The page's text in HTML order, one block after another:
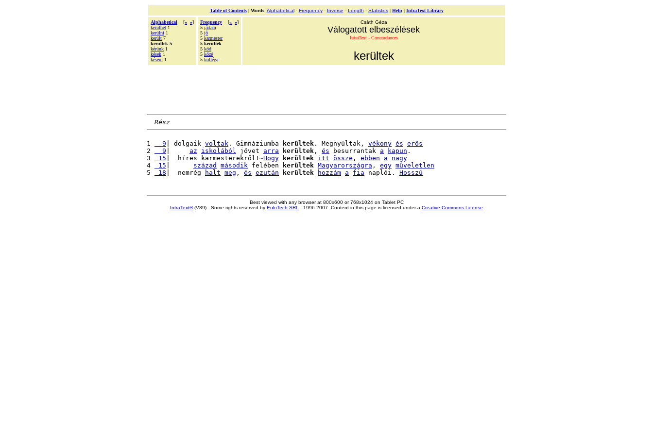
Table of Contents| Words: Alphabetical- Frequency- Inverse - Length - Statistics| Help| IntraText Library
Alphabetical [« »]
kerülhet 1
kerülni 1
került 7
kerültek 5
kérünk 1
kések 1
késem 1
Frequency [« »]
5 jártam
5 jõ
5 karmester
5 kerültek
5 köd
5 közé
5 kolléga
Csáth Géza
Válogatott elbeszélések
IntraText - Concordances
kerültek
Rész
1
  9
| dolgaik voltak . Gimnáziumba kerültek . Megnyúltak, vékony és erõs
2
  9
az iskolából jövet arra kerültek , és besurrantak a kapun .
3
15 |  híres karmesterekrõl!~Hogy kerültek itt össze , ebben a
nagy
4
15 század második felében kerültek Magyarországra , egy mûveletlen
5
18 |  nemrég halt meg , és ezután kerültek hozzám a fia naplói. Hosszú
Best viewed with any browser at 800x600 or 768x1024 on Tablet PC
IntraText®(V89) - Some rights reserved by EuloTech SRL - 1996-2007. Content in this page is licensed under a Creative Commons License